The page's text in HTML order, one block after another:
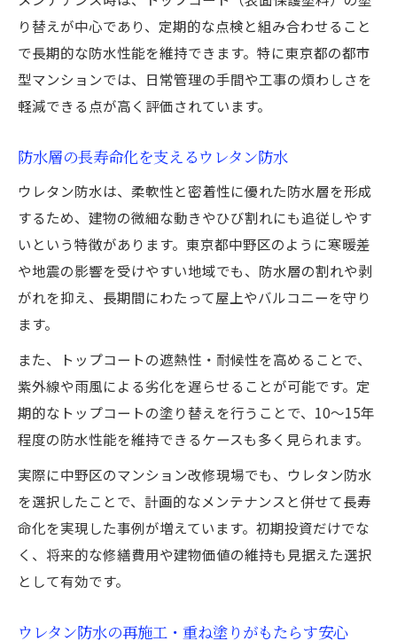
り替えが中心であり、定期的な点検と組み合わせること
で長期的な防水性能を維持できます。特に東京都の都市
型マンションでは、日常管理の手間や工事の煩わしさを
軽減できる点が高く評価されています。
防水層の長寿命化を支えるウレタン防水
ウレタン防水は、柔軟性と密着性に優れた防水層を形成
するため、建物の微細な動きやひび割れにも追従しやす
いという特徴があります。東京都中野区のように寒暖差
や地震の影響を受けやすい地域でも、防水層の割れや剥
がれを抑え、長期間にわたって屋上やバルコニーを守り
ます。
また、トップコートの遮熱性・耐候性を高めることで、
紫外線や雨風による劣化を遅らせることが可能です。定
期的なトップコートの塗り替えを行うことで、10～15年
程度の防水性能を維持できるケースも多く見られます。
実際に中野区のマンション改修現場でも、ウレタン防水
を選択したことで、計画的なメンテナンスと併せて長寿
命化を実現した事例が増えています。初期投資だけでな
く、将来的な修繕費用や建物価値の維持も見据えた選択
として有効です。
ウレタン防水の再施工・重ね塗りがもたらす安心